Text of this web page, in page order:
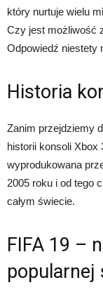
który nurtuje wielu
Czy jest możliwość
Odpowiedź niestety
Historia
Zanim przejdziemy
historii konsoli Xbox
wyprodukowana
2005 roku i od tego
całym świecie.
FIFA 19 –
popularnej